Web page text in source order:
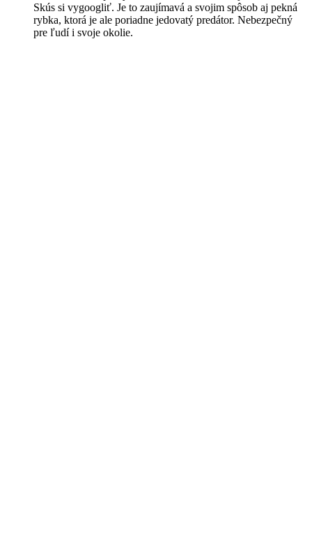
Skús si vygoogliť. Je to zaujímavá a svojim spôsob aj pekná
rybka, ktorá je ale poriadne jedovatý predátor. Nebezpečný
pre ľudí i svoje okolie.